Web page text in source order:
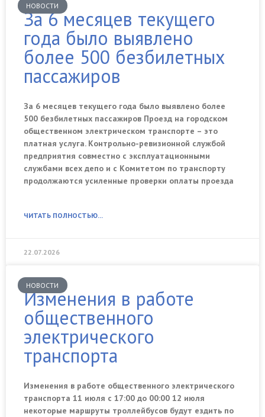
НОВОСТИ
За 6 месяцев текущего
года было выявлено
более 500 безбилетных
пассажиров
За 6 месяцев текущего года было выявлено более
500 безбилетных пассажиров Проезд на городском
общественном электрическом транспорте – это
платная услуга. Контрольно-ревизионной службой
предприятия совместно с эксплуатационными
службами всех депо и с Комитетом по транспорту
продолжаются усиленные проверки оплаты проезда
ЧИТАТЬ ПОЛНОСТЬЮ...
22.07.2026
НОВОСТИ
Изменения в работе
общественного
электрического
транспорта
Изменения в работе общественного электрического
транспорта 11 июля с 17:00 до 00:00 12 июля
некоторые маршруты троллейбусов будут ездить по